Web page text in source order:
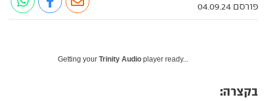
פורסם 04.09.24
Getting your Trinity Audio player ready...
בקצרה: